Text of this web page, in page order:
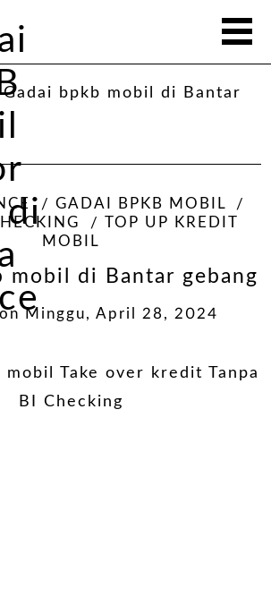
Gadai bpkb mobil di Bantar
GADAI BPKB MOBIL
TOP UP KREDIT
MOBIL
mobil di Bantar gebang
onMinggu, April 28, 2024